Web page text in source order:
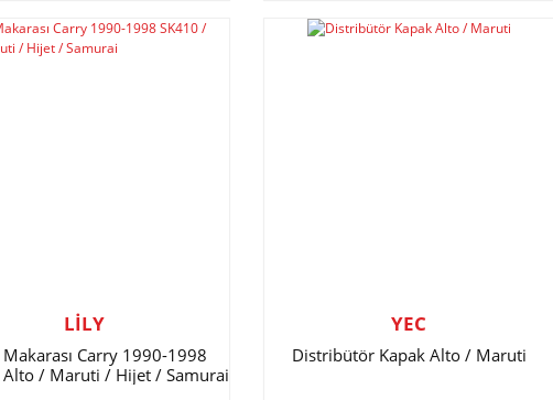
LİLY
Makarası Carry 1990-1998
Alto / Maruti / Hijet / Samurai
YEC
Distribütör Kapak Alto / Maruti